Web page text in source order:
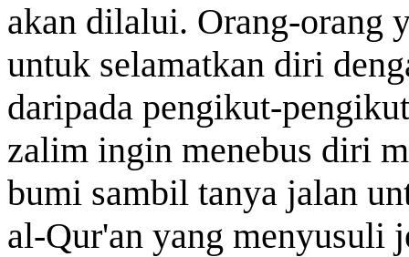
akan dilalui. Orang-orang
untuk selamatkan diri
daripada pengikut-
zalim ingin menebus diri
bumi sambil tanya jalan
al-Qur'an yang menyusuli